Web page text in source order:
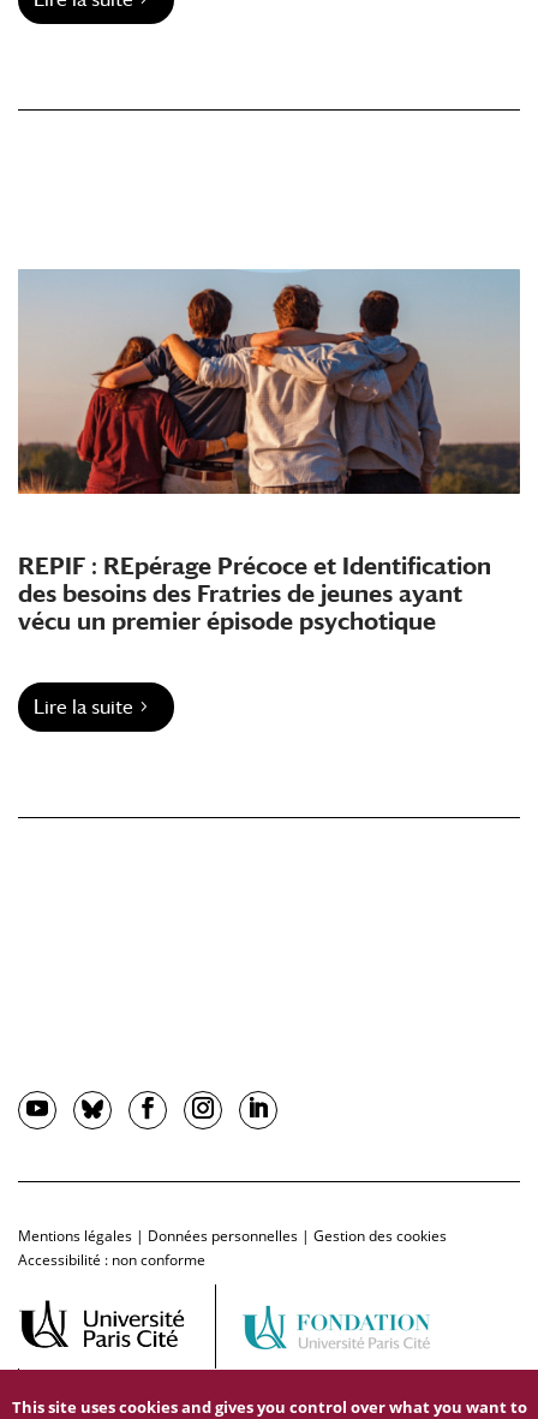
REPIF : REpérage Précoce et Identification
des besoins des Fratries de jeunes ayant
vécu un premier épisode psychotique
Lire la suite
Mentions légales | Données personnelles | Gestion des cookies
Accessibilité : non conforme
This site uses cookies and gives you control over what you want to